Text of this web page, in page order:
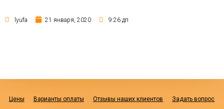
lyufa 21 января, 2020 9:26 дп
Цены Варианты оплаты Отзывы наших клиентов Задать вопрос